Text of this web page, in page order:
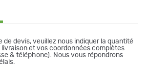
de devis, veuillez nous indiquer la quantité
livraison et vos coordonnées complètes
& téléphone). Nous vous répondrons